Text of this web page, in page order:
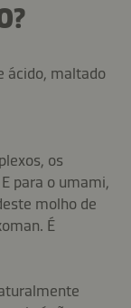
ácido, maltado
os
para o umami,
molho de
É